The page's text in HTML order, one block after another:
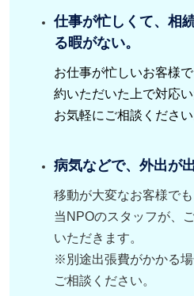
仕事が忙しくて、相
る暇がない。
お仕事が忙しいお客様
約いただいた上で対応い
お気軽にご相談ください
病気などで、外出が
移動が大変なお客様で
当NPOのスタッフが、
いただきます。
※別途出張費がかかる
ご相談ください。